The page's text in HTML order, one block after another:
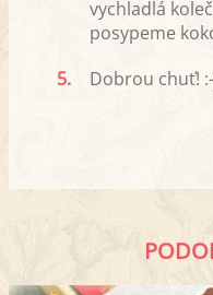
vychladlá
posypeme
5.
Dobrou chuť!